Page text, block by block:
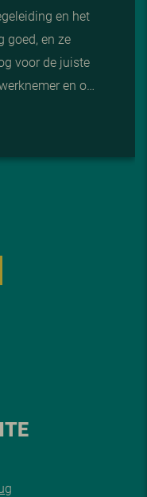
en het
goed, en ze
voor de juiste
en o…